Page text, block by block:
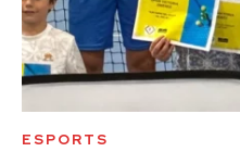
ESPORTS